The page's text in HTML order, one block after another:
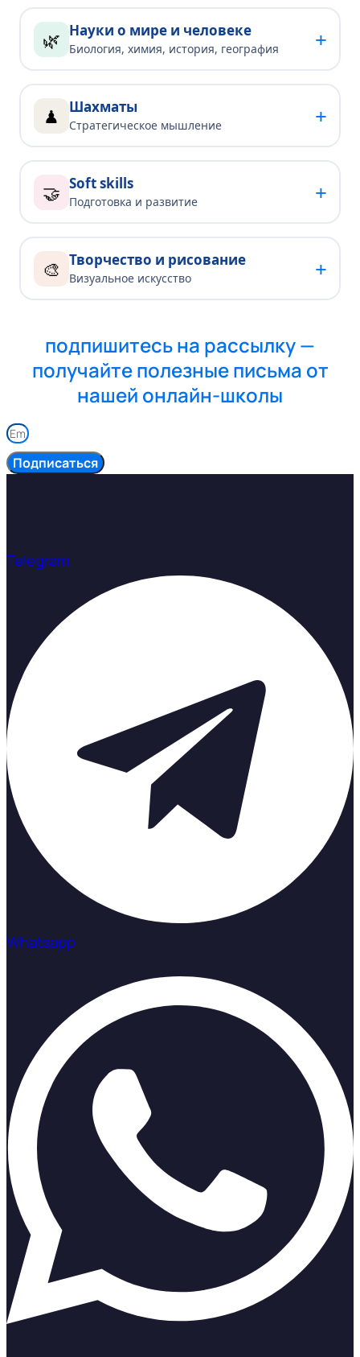
🌿 Науки о мире и человеке
Биология, химия, история, география +
♟ Шахматы
Стратегическое мышление +
🤝 Soft skills
Подготовка и развитие +
🎨 Творчество и рисование
Визуальное искусство +
подпишитесь на рассылку —
получайте полезные письма от
нашей онлайн-школы
Подписаться
Telegram
Whatsapp